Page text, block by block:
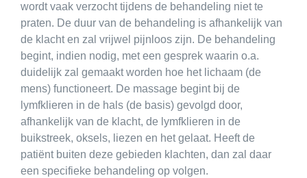
wordt vaak verzocht tijdens de behandeling niet te
praten. De duur van de behandeling is afhankelijk van
de klacht en zal vrijwel pijnloos zijn. De behandeling
begint, indien nodig, met een gesprek waarin o.a.
duidelijk zal gemaakt worden hoe het lichaam (de
mens) functioneert. De massage begint bij de
lymfklieren in de hals (de basis) gevolgd door,
afhankelijk van de klacht, de lymfklieren in de
buikstreek, oksels, liezen en het gelaat. Heeft de
patiënt buiten deze gebieden klachten, dan zal daar
een specifieke behandeling op volgen.